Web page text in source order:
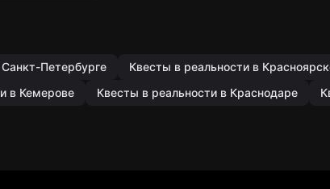
Петербурге Квесты в реальности в
в Кемерове Квесты в реальности в Краснодаре